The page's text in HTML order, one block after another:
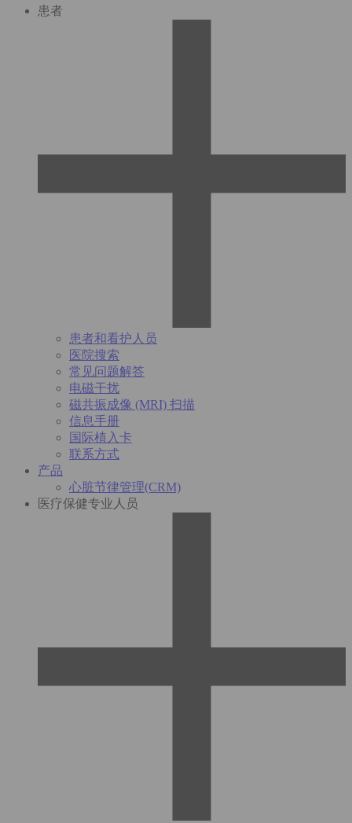
患者
患者和看护人员
医院搜索
常见问题解答
电磁干扰
磁共振成像 (MRI) 扫描
信息手册
国际植入卡
联系方式
产品
心脏节律管理(CRM)
医疗保健专业人员